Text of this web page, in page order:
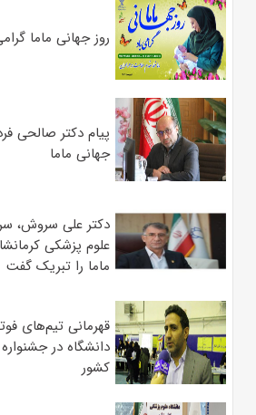
روز جهانی ماما
پیام دکتر صالحی
جهانی ماما
دکتر علی سروش،
علوم پزشکی
ماما را تبریک گفت
قهرمانی تیم‌های
کشور